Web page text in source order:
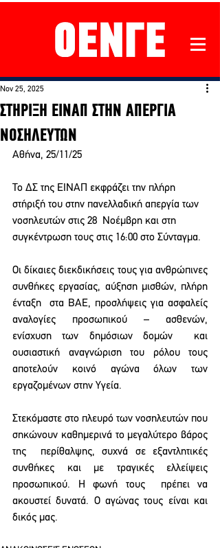
ΣΤΗΡΙΞΗ ΕΙΝΑΠ ΣΤΗΝ ΑΠΕΡΓΙΑ
ΝΟΣΗΛΕΥΤΩΝ
Nov 25, 2025
Αθήνα, 25/11/25
Το ΔΣ της ΕΙΝΑΠ εκφράζει την πλήρη
στήριξή του στην πανελλαδική απεργία των
νοσηλευτών στις 28  Νοέμβρη και στη
συγκέντρωση τους στις 16:00 στο Σύνταγμα.
Οι δίκαιες διεκδικήσεις τους για ανθρώπινες
συνθήκες εργασίας, αύξηση μισθών, πλήρη
ένταξη  στα ΒΑΕ, προσλήψεις για ασφαλείς
αναλογίες προσωπικού – ασθενών,
ενίσχυση των δημόσιων δομών  και
ουσιαστική αναγνώριση του ρόλου τους
αποτελούν κοινό αγώνα όλων των
εργαζομένων στην Υγεία.
Στεκόμαστε στο πλευρό των νοσηλευτών που
σηκώνουν καθημερινά το μεγαλύτερο βάρος
της  περίθαλψης, συχνά σε εξαντλητικές
συνθήκες και με τραγικές ελλείψεις
προσωπικού. Η φωνή τους  πρέπει να
ακουστεί δυνατά. Ο αγώνας τους είναι και
δικός μας.